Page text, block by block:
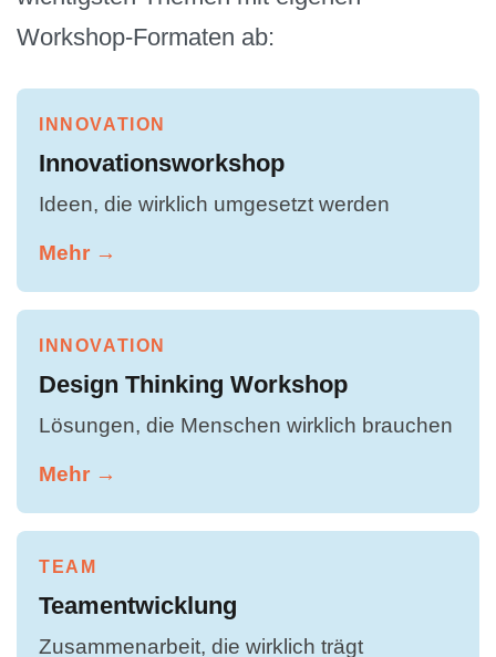
Workshop-Formaten ab:
INNOVATION
Innovationsworkshop
Ideen, die wirklich umgesetzt werden
Mehr →
INNOVATION
Design Thinking Workshop
Lösungen, die Menschen wirklich brauchen
Mehr →
TEAM
Teamentwicklung
Zusammenarbeit, die wirklich trägt